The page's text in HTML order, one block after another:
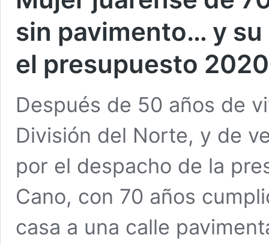
sin pavimento… y
el presupuesto 2020
Después de 50 años de
División del Norte, y de
por el despacho de la
Cano, con 70 años
casa a una calle